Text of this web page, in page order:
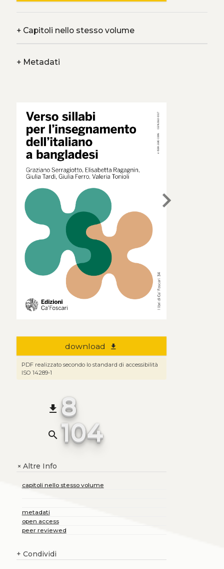
+Capitoli nello stesso volume
+Metadati
chevron_right
download file_download
PDF realizzato secondo lo standard di accessibilità
ISO 14289-1
file_download 8
search 104
+Altre Info
capitoli nello stesso volume
metadati
open access
peer reviewed
+ Condividi